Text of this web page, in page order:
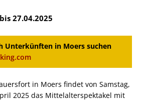
27.04.2025
Unterkünften in Moers suchen
in Moers findet von Samstag,
2025 das Mittelalterspektakel mit